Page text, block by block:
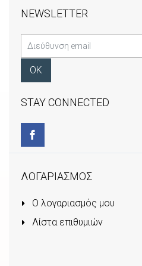
NEWSLETTER
STAY CONNECTED
ΛΟΓΑΡΙΑΣΜΟΣ
Ο λογαριασμός μου
Λίστα επιθυμιών